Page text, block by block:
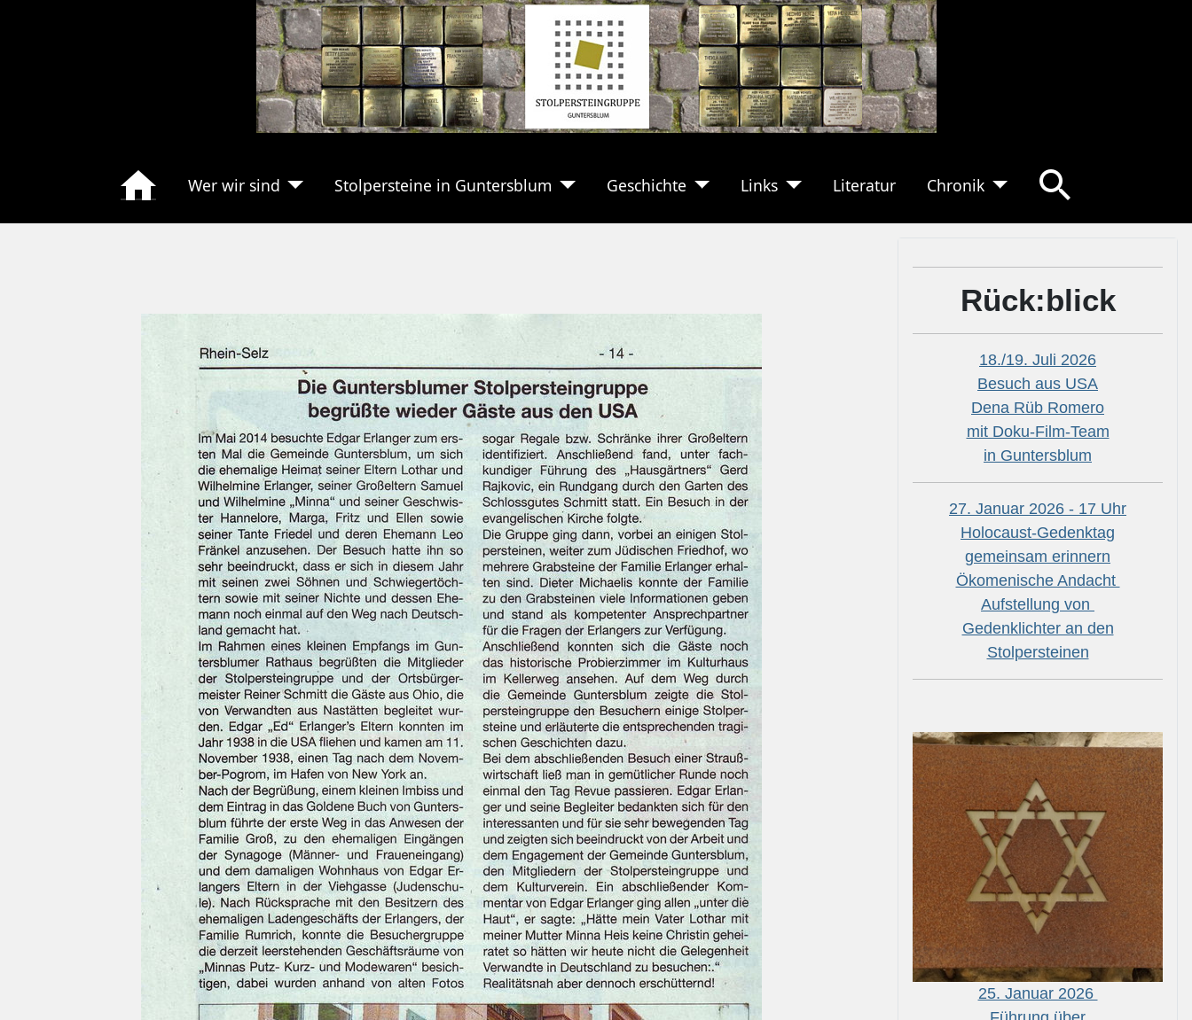
Wer wir sind Stolpersteine in Guntersblum Geschichte Links Literatur Chronik
Rück:blick
18./19. Juli 2026
Besuch aus USA
Dena Rüb Romero
mit Doku-Film-Team
in Guntersblum
27. Januar 2026 - 17 Uhr
Holocaust-Gedenktag
gemeinsam erinnern
Ökomenische Andacht
Aufstellung von
Gedenklichter an den
Stolpersteinen
25. Januar 2026